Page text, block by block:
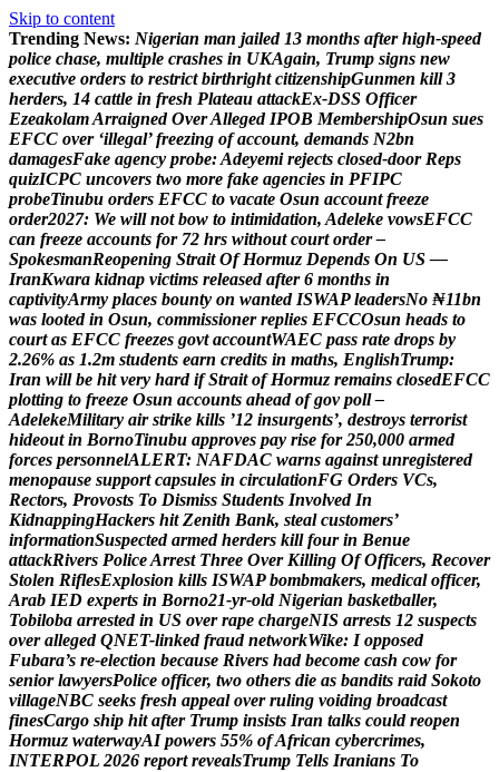
Skip to content
Trending News: Nigerian man jailed 13 months after high-speed
police chase, multiple crashes in UKAgain, Trump signs new
executive orders to restrict birthright citizenshipGunmen kill 3
herders, 14 cattle in fresh Plateau attackEx-DSS Officer
EzeakolamArraigned OverAlleged IPOB MembershipOsun sues
EFCC over ‘illegal’ freezing of account, demands N2bn
damagesFake agency probe:Adeyemi rejects closed-door Reps
quizICPC uncovers two more fake agencies in PFIPC
probeTinubu orders EFCC to vacate Osun account freeze
order2027: We will not bow to intimidation, Adeleke vowsEFCC
can freeze accounts for 72 hrs without court order –
SpokesmanReopening Strait Of Hormuz Depends On US —
IranKwara kidnap victims released after 6 months in
captivityArmy places bounty on wanted ISWAP leadersNo ₦11bn
was looted in Osun, commissioner replies EFCCOsun heads to
court as EFCC freezes govt accountWAEC pass rate drops by
2.26% as 1.2m students earn credits in maths, EnglishTrump:
Iran will be hit very hard if Strait of Hormuz remains closedEFCC
plotting to freeze Osun accounts ahead of gov poll –
AdelekeMilitary air strike kills ’12 insurgents’, destroys terrorist
hideout in BornoTinubu approves pay rise for 250,000 armed
forces personnelALERT: NAFDAC warns against unregistered
menopause support capsules in circulationFG Orders VCs,
Rectors, Provosts To Dismiss Students Involved In
KidnappingHackers hit Zenith Bank, steal customers’
informationSuspected armed herders kill four in Benue
attackRivers PoliceArrest Three Over Killing Of Officers, Recover
Stolen RiflesExplosion kills ISWAP bombmakers, medical officer,
Arab IED experts in Borno21-yr-old Nigerian basketballer,
Tobiloba arrested in US over rape chargeNIS arrests 12 suspects
over alleged QNET-linked fraud networkWike: I opposed
Fubara’s re-election because Rivers had become cash cow for
senior lawyersPolice officer, two others die as bandits raid Sokoto
villageNBC seeks fresh appeal over ruling voiding broadcast
finesCargo ship hit after Trump insists Iran talks could reopen
Hormuz waterwayAI powers 55% ofAfrican cybercrimes,
INTERPOL 2026 report revealsTrump Tells Iranians To